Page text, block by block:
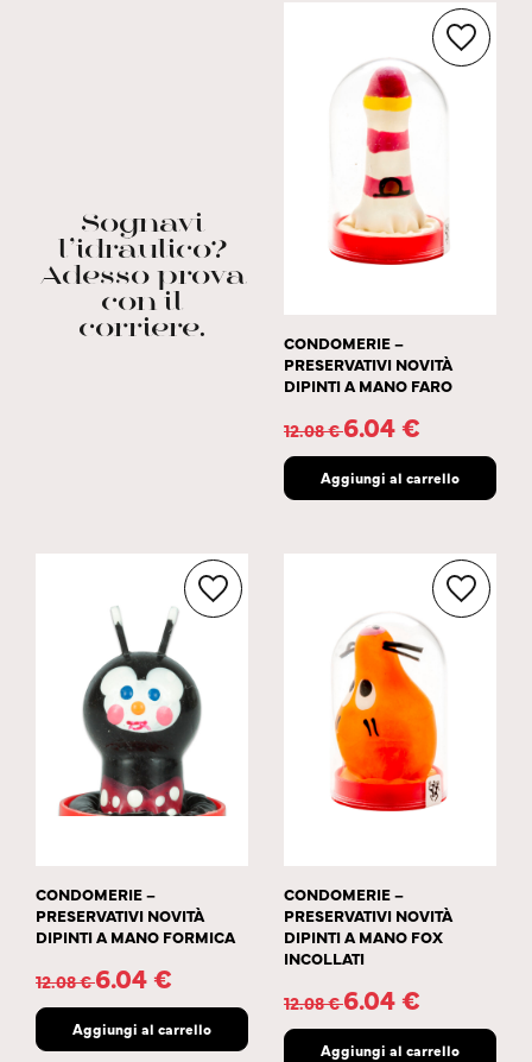
Sognavi
l’idraulico?
Adesso prova
con il
corriere.
CONDOMERIE –
PRESERVATIVI NOVITÀ
DIPINTI A MANO FARO
12.08€ 6.04€
Aggiungi al carrello
CONDOMERIE –
PRESERVATIVI NOVITÀ
DIPINTI A MANO FORMICA
12.08€ 6.04€
Aggiungi al carrello
CONDOMERIE –
PRESERVATIVI NOVITÀ
DIPINTI A MANO FOX
INCOLLATI
12.08€ 6.04€
Aggiungi al carrello